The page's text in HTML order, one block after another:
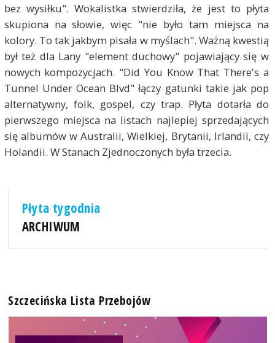
bez wysiłku". Wokalistka stwierdziła, że jest to płyta
skupiona na słowie, więc "nie było tam miejsca na
kolory. To tak jakbym pisała w myślach". Ważną kwestią
był też dla Lany "element duchowy" pojawiający się w
nowych kompozycjach. "Did You Know That There's a
Tunnel Under Ocean Blvd" łączy gatunki takie jak pop
alternatywny, folk, gospel, czy trap. Płyta dotarła do
pierwszego miejsca na listach najlepiej sprzedających
się albumów w Australii, Wielkiej, Brytanii, Irlandii, czy
Holandii. W Stanach Zjednoczonych była trzecia.
Płyta tygodnia
ARCHIWUM
Szczecińska Lista Przebojów